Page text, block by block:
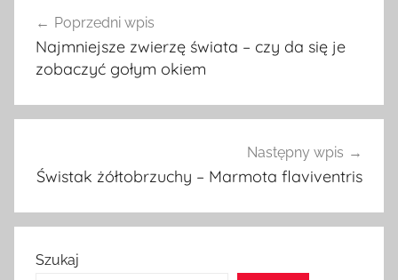
wpisu
Poprzedni wpis
Najmniejsze zwierzę świata – czy da się je
zobaczyć gołym okiem
Następny wpis
Świstak żółtobrzuchy – Marmota flaviventris
Szukaj